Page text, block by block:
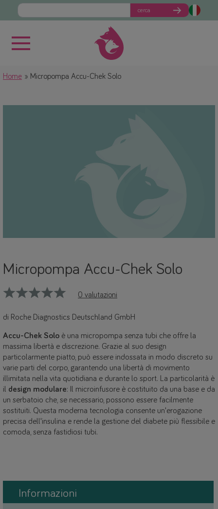
cerca
Home Micropompa Accu-Chek Solo
Micropompa Accu-Chek Solo
0 valutazioni
di Roche Diagnostics Deutschland GmbH
Accu-Chek Solo è una micropompa senza tubi che offre la
massima libertà e discrezione. Grazie al suo design
particolarmente piatto, può essere indossata in modo discreto su
varie parti del corpo, garantendo una libertà di movimento
illimitata nella vita quotidiana e durante lo sport. La particolarità è
il design modulare: Il microinfusore è costituito da una base e da
un serbatoio che, se necessario, possono essere facilmente
sostituiti. Questa moderna tecnologia consente un'erogazione
precisa dell'insulina e rende la gestione del diabete più flessibile e
comoda, senza fastidiosi tubi.
Informazioni